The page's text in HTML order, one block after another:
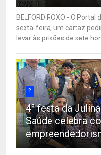
BELFORD ROXO - O
sexta-feira, um cartaz
levar às prisões de sete
2
4° festa da
Saúde celebra